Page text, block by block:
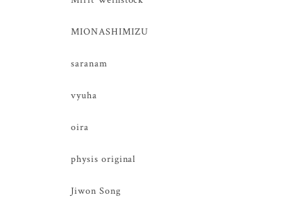
MIONASHIMIZU
saranam
vyuha
oira
physis original
Jiwon Song